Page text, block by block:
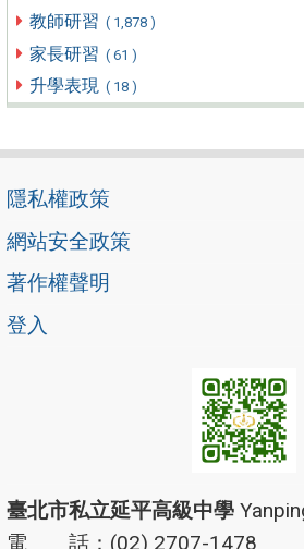
教師研習 ( 1,878 )
家長研習 ( 61 )
升學表現 ( 18 )
隱私權政策
網站安全政策
著作權聲明
登入
臺北市私立延平高級中學
電 話：(02) 2707-1478